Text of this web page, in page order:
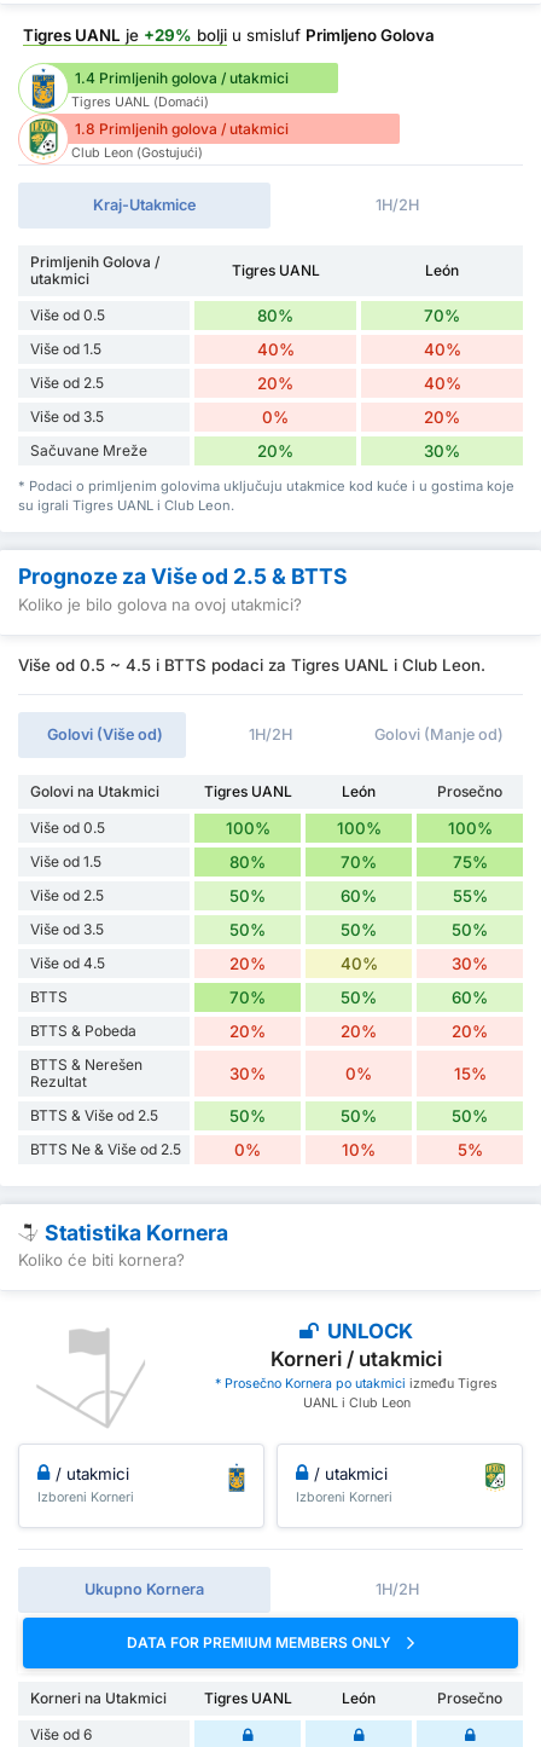
Tigres UANL je +29% bolji u smisluf Primljeno Golova
1.4 Primljenih golova / utakmici
Tigres UANL (Domaći)
1.8 Primljenih golova / utakmici
Club Leon (Gostujući)
Kraj-Utakmice 1H/2H
Primljenih Golova /
utakmici
Tigres UANL León
Više od 0.5 80% 70%
Više od 1.5 40% 40%
Više od 2.5 20% 40%
Više od 3.5 0% 20%
Sačuvane Mreže 20% 30%
* Podaci o primljenim golovima uključuju utakmice kod kuće i u gostima koje
su igrali Tigres UANL i Club Leon.
Prognoze za Više od 2.5 & BTTS
Koliko je bilo golova na ovoj utakmici?
Više od 0.5 ~ 4.5 i BTTS podaci za Tigres UANL i Club Leon.
Golovi (Više od) 1H/2H Golovi (Manje od)
Golovi na Utakmici Tigres UANL León
Prosečno
Više od 0.5
100% 100% 100%
Više od 1.5 80% 70% 75%
Više od 2.5 50% 60% 55%
Više od 3.5 50% 50% 50%
Više od 4.5 20% 40% 30%
BTTS 70% 50% 60%
BTTS & Pobeda 20% 20% 20%
BTTS & Nerešen
Rezultat
30% 0% 15%
BTTS & Više od 2.5 50% 50% 50%
BTTS Ne & Više od 2.5 0% 10% 5%
Statistika Kornera
Koliko će biti kornera?
UNLOCK
Korneri / utakmici
* Prosečno Kornera po utakmiciizmeđu Tigres
UANL i Club Leon
/ utakmici
Izboreni Korneri
/ utakmici
Izboreni Korneri
Ukupno Kornera 1H/2H
DATA FOR PREMIUM MEMBERS ONLY
Korneri na Utakmici Tigres UANL León
Prosečno
Više od 6